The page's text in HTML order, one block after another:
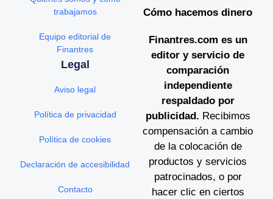
Cómo hacemos dinero
Finantres.com es un
editor y servicio de
comparación
independiente
respaldado por
publicidad. Recibimos
compensación a cambio
de la colocación de
productos y servicios
patrocinados, o por
hacer clic en ciertos
trabajamos
Equipo editorial de
Finantres
Legal
Aviso legal
Política de privacidad
Política de cookies
Declaración de accesibilidad
Contacto